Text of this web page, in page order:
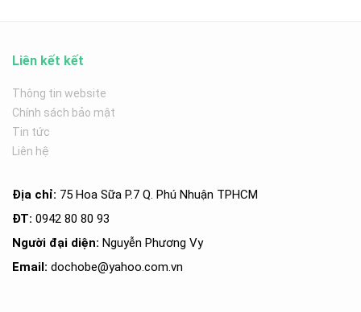
Liên kết kết
Thông tin website
Chính sách bảo mật
Tin tức
Liên hệ
Địa chỉ: 75 Hoa Sữa P.7 Q. Phú Nhuận TPHCM
ĐT: 0942 80 80 93
Người đại diện: Nguyễn Phương Vy
Email: dochobe@yahoo.com.vn